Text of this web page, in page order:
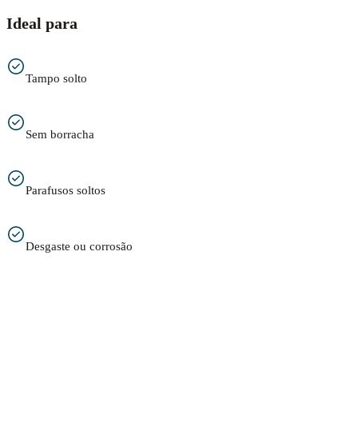
Ideal para
Tampo solto
Sem borracha
Parafusos soltos
Desgaste ou corrosão